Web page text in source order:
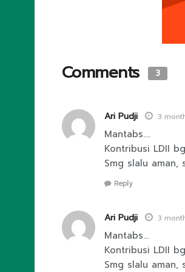
Comments 3
Ari Pudji 3
Mantabs….
Kontribusi LDII
Smg slalu aman,
Reply
Ari Pudji 3
Mantabs…
Kontribusi LDII
Smg slalu aman,